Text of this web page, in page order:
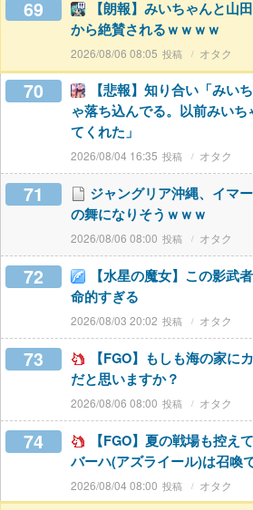
69
【朗報】みいちゃんと山
から絶賛されるｗｗｗｗ
2026/08/06 08:05 オタク
70
【悲報】知り合い「みい
ゃ落ち込んでる。以前みい
てくれた」
2026/08/04 16:35 オタク
71
ジャングリア沖縄、イマ
の舞になりそうｗｗｗ
2026/08/06 08:00 オタク
72
【水星の魔女】この影武
命的すぎる
2026/08/03 20:02 オタク
73
【FGO】もしも海の家に
だと思いますか？
2026/08/06 08:00 オタク
74
【FGO】夏の戦場も控え
バーハ(アズライール)は召喚
2026/08/04 08:00 オタク